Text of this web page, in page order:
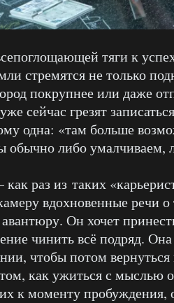
тяги к
стремятся не только
покрупнее или даже
сейчас грезят
одна: «там больше
либо умалчиваем,
раз из таких
вдохновенные речи
Он хочет
чинить всё подряд.
чтобы потом
как ужиться с мыслью
к моменту пробуждения,